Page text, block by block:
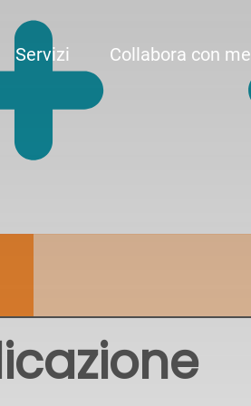
Servizi Collabora con me